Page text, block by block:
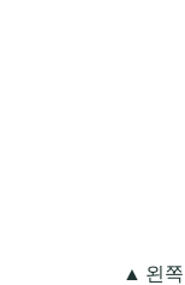
▲ 왼